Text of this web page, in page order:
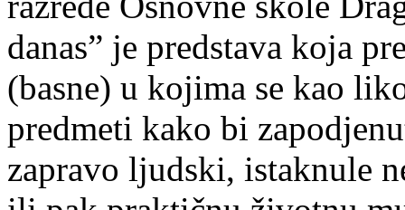
danas” je predstava koja
(basne) u kojima se kao
predmeti kako bi
zapravo ljudski, istaknule